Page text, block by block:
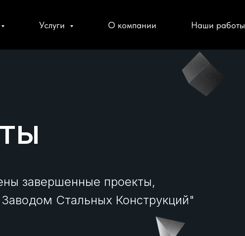
Услуги О компании Наши работы
завершенные проекты,
Стальных Конструкций"